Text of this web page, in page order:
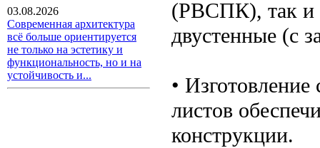
03.08.2026
Современная архитектура
всё больше ориентируется
не только на эстетику и
функциональность, но и на
устойчивость и...
(РВСПК), так и
двустенные (с
•
листов
конструкции.